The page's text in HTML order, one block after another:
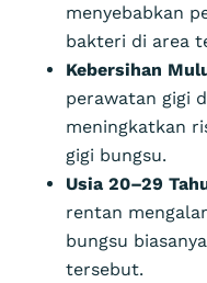
menyebabkan
bakteri di area
Kebersihan
perawatan gigi
meningkatkan
gigi bungsu.
Usia 20–29
rentan
bungsu
tersebut.